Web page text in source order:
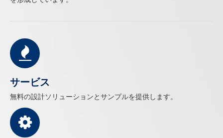
サービス
無料の設計ソリューションとサンプルを提供します。